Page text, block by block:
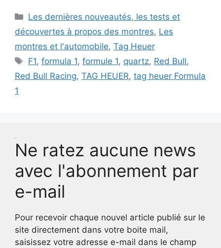
Catégories
Les dernières nouveautés, les tests et
découvertes à propos des montres, Les
montres et l'automobile, Tag Heuer
Étiquettes
F1,formula 1,formule 1, quartz, Red Bull,
Red Bull Racing, TAG HEUER, tag heuer Formula
1
Ne ratez aucune news
avec l'abonnement par
e-mail
Pour recevoir chaque nouvel article publié sur le
site directement dans votre boite mail,
saisissez votre adresse e-mail dans le champ